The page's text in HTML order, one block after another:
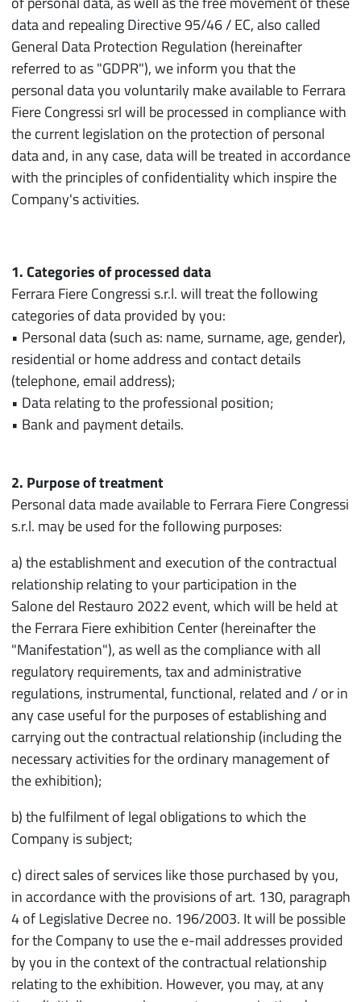
data and repealing Directive 95/46 / EC, also called
General Data Protection Regulation (hereinafter
referred to as "GDPR"), we inform you that the
personal data you voluntarily make available to Ferrara
Fiere Congressi srl will be processed in compliance with
the current legislation on the protection of personal
data and, in any case, data will be treated in accordance
with the principles of confidentiality which inspire the
Company's activities.
1. Categories of processed data
Ferrara Fiere Congressi s.r.l. will treat the following
categories of data provided by you:
• Personal data (such as: name, surname, age, gender),
residential or home address and contact details
(telephone, email address);
• Data relating to the professional position;
• Bank and payment details.
2. Purpose of treatment
Personal data made available to Ferrara Fiere Congressi
s.r.l. may be used for the following purposes:
a) the establishment and execution of the contractual
relationship relating to your participation in the
Salone del Restauro 2022 event, which will be held at
the Ferrara Fiere exhibition Center (hereinafter the
"Manifestation"), as well as the compliance with all
regulatory requirements, tax and administrative
regulations, instrumental, functional, related and / or in
any case useful for the purposes of establishing and
carrying out the contractual relationship (including the
necessary activities for the ordinary management of
the exhibition);
b) the fulfilment of legal obligations to which the
Company is subject;
c) direct sales of services like those purchased by you,
in accordance with the provisions of art. 130, paragraph
4 of Legislative Decree no. 196/2003. It will be possible
for the Company to use the e-mail addresses provided
by you in the context of the contractual relationship
relating to the exhibition. However, you may, at any